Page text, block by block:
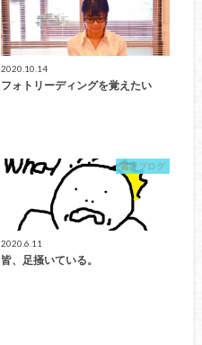
2020.10.14
フォトリーディングを覚えたい
書評ブログ
2020.6.11
皆、足掻いている。